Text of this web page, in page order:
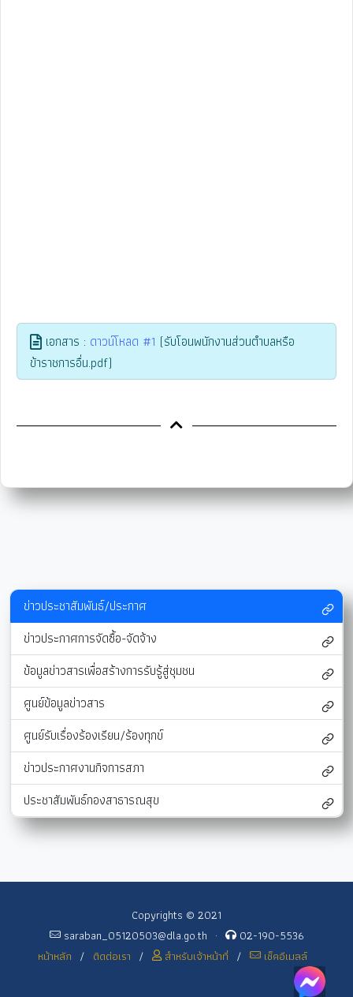
เอกสาร : ดาวน์โหลด #1 (รับโอนพนักงานส่วนตำบลหรือ
ข้าราชการอื่น.pdf)
ข่าวประชาสัมพันธ์/ประกาศ
ข่าวประกาศการจัดซื้อ-จัดจ้าง
ข้อมูลข่าวสารเพื่อสร้างการรับรู้สู่ชุมชน
ศูนย์ข้อมูลข่าวสาร
ศูนย์รับเรื่องร้องเรียน/ร้องทุกข์
ข่าวประกาศงานกิจการสภา
ประชาสัมพันธ์กองสาธารณสุข
Copyrights © 2021
saraban_05120503@dla.go.th ·
02-190-5536
หน้าหลัก / ติดต่อเรา / สำหรับเจ้าหน้าที่ / เช็คอีเมลล์